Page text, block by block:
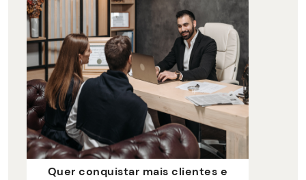
Quer conquistar mais clientes e